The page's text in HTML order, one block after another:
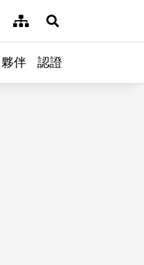
網站導覽展開搜尋
夥伴 認證